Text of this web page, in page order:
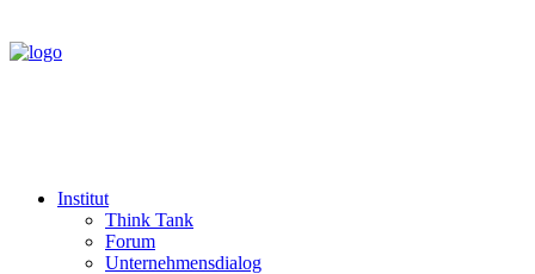
Institut
Think Tank
Forum
Unternehmensdialog